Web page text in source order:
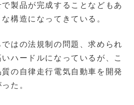
製品が完成することなどもあ
構造になってきている。
はの法規制の問題、求められ
ハードルになっているが、こ
の自律走行電気自動車を開発
た。